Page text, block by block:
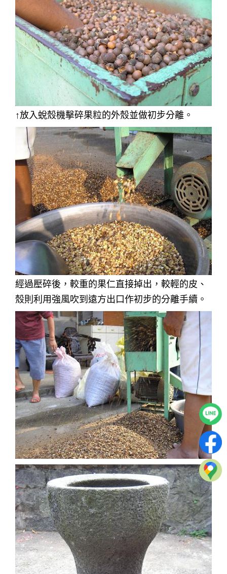
↑放入蛻殼機擊碎果粒的外殼並做初步分離。
經過壓碎後，較重的果仁直接掉出，較輕的皮、
殼則利用強風吹到遠方出口作初步的分離手續。